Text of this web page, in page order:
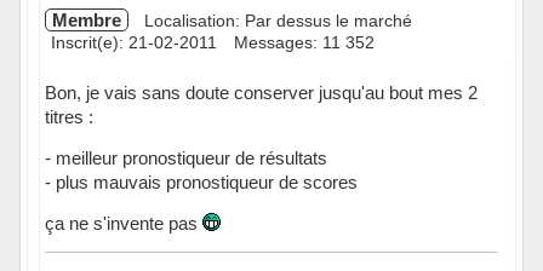
Membre
Localisation: Par dessus le marché
Inscrit(e): 21-02-2011
Messages: 11 352
Bon, je vais sans doute conserver jusqu'au bout mes 2
titres :
- meilleur pronostiqueur de résultats
- plus mauvais pronostiqueur de scores
ça ne s'invente pas